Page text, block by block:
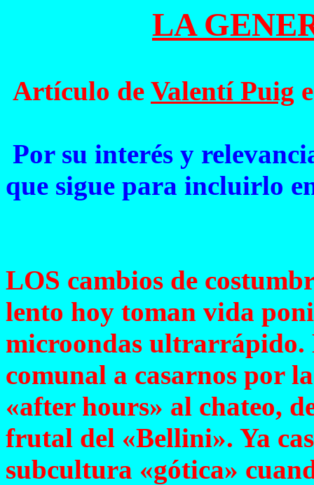
LA
Artículo de Valentí Puig
Por su interés y
que sigue para incluirlo
LOS cambios de
lento hoy toman vida
microondas ultrarrápido.
comunal a casarnos por
«after hours» al chateo,
frutal del «Bellini». Ya
subcultura «gótica»